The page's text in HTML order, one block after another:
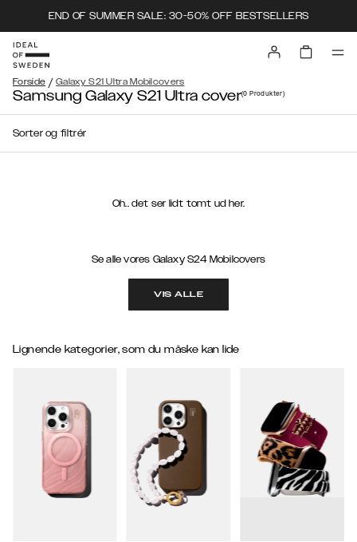
END OF SUMMER SALE: 30-50% OFF BESTSELLERS
Forside / Galaxy S21 Ultra Mobilcovers
Samsung Galaxy S21 Ultra cover(0Produkter)
Sorter og filtrér
Oh.. det ser lidt tomt ud her.
Se alle vores Galaxy S24 Mobilcovers
VIS ALLE
Lignende kategorier, som du måske kan lide